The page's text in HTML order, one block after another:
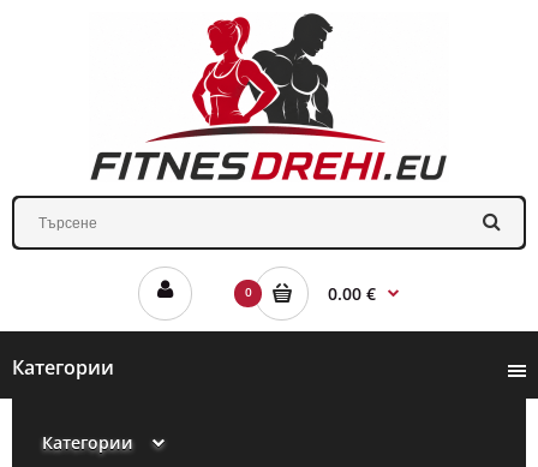
0 0.00 €
Категории
Категории